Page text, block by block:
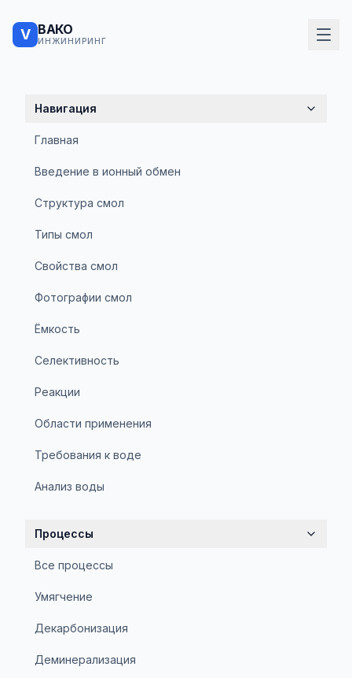
V ВАКО
ИНЖИНИРИНГ
Навигация
Главная
Введение в ионный обмен
Структура смол
Типы смол
Свойства смол
Фотографии смол
Ёмкость
Селективность
Реакции
Области применения
Требования к воде
Анализ воды
Процессы
Все процессы
Умягчение
Декарбонизация
Деминерализация